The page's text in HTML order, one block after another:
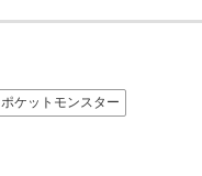
ポケットモンスター